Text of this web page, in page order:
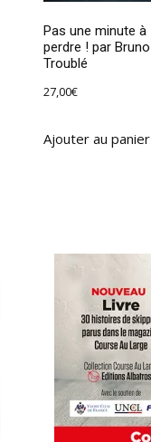
Pas une minute à
perdre ! par Bruno
Troublé
27,00€
Ajouter au panier